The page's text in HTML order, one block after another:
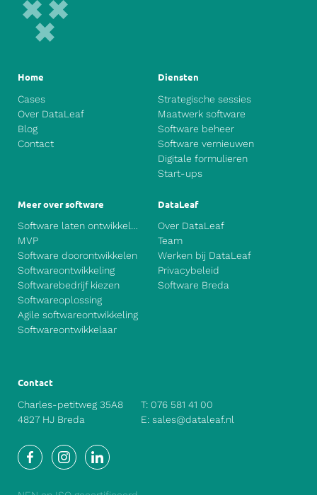
Home
Cases
Over DataLeaf
Blog
Contact
Diensten
Strategische sessies
Maatwerk software
Software beheer
Software vernieuwen
Digitale formulieren
Start-ups
Meer over software
Software laten ontwikkelen
MVP
Software doorontwikkelen
Softwareontwikkeling
Softwarebedrijf kiezen
Softwareoplossing
Agile softwareontwikkeling
Softwareontwikkelaar
DataLeaf
Over DataLeaf
Team
Werken bij DataLeaf
Privacybeleid
Software Breda
Contact
Charles-petitweg 35A8
4827 HJ Breda
T:076 581 41 00
E:sales@dataleaf.nl
FacebookInstagramLinkedIn